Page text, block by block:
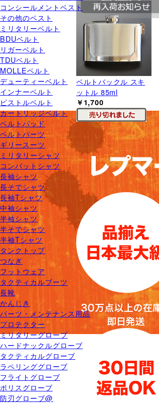
コンシールメントベスト
その他のベスト
ミリタリーベルト
BDUベルト
リガーベルト
TDUベルト
MOLLEベルト
デューティーベルト
インナーベルト
ピストルベルト
カートリッジベルト
ベルトパッド
ベルトパーツ
ギリースーツ
ミリタリーシャツ
コンバットシャツ
長袖シャツ
長そでシャツ
長袖Tシャツ
中袖シャツ
半袖シャツ
半そでシャツ
半袖Tシャツ
タンクトップ
つなぎ
フットウェア
タクティカルブーツ
長靴
かんじき
パーツ・メンテナンス用品
プロテクター
ミリタリーグローブ
ハードナックルグローブ
タクティカルグローブ
ラペリンググローブ
フライトグローブ
ポリスグローブ
防刃グローブ@
ベルトバックル スキ
ットル 85ml
￥1,700